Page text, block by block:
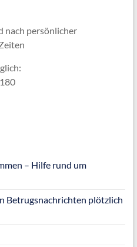
nach persönlicher
– Hilfe rund um
Betrugsnachrichten plötzlich